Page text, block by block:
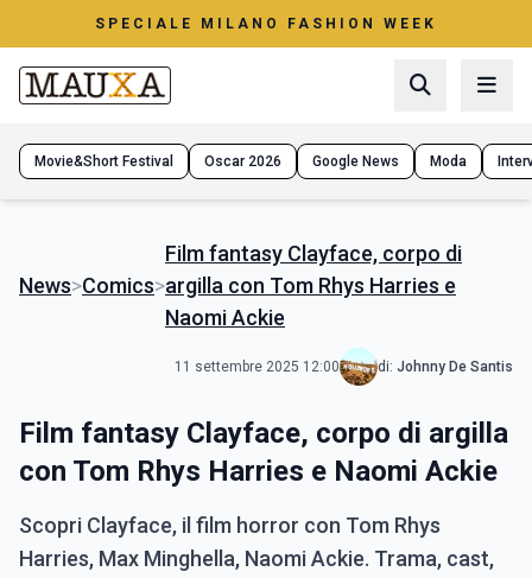
SPECIALE MILANO FASHION WEEK
Movie&Short Festival Oscar 2026 Google News Moda
News>Comics>
Film fantasy Clayface, corpo di
argilla con Tom Rhys Harries e
Naomi Ackie
11 settembre 2025 12:00 di: Johnny De Santis
Film fantasy Clayface, corpo di argilla
con Tom Rhys Harries e Naomi Ackie
Scopri Clayface, il film horror con Tom Rhys
Harries, Max Minghella, Naomi Ackie. Trama, cast,